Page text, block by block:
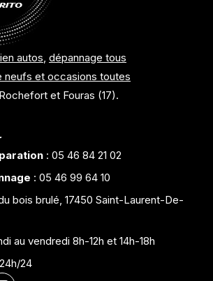
autos, dépannage tous
neufs et occasions toutes
et Fouras (17).
: 05 46 84 21 02
: 05 46 99 64 10
bois brulé, 17450 Saint-Laurent-De-
au vendredi 8h-12h et 14h-18h
24